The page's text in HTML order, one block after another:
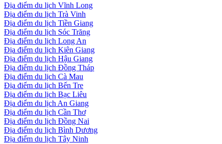
Địa điểm du lịch Vĩnh Long
Địa điểm du lịch Trà Vinh
Địa điểm du lịch Tiền Giang
Địa điểm du lịch Sóc Trăng
Địa điểm du lịch Long An
Địa điểm du lịch Kiên Giang
Địa điểm du lịch Hậu Giang
Địa điểm du lịch Đồng Tháp
Địa điểm du lịch Cà Mau
Địa điểm du lịch Bến Tre
Địa điểm du lịch Bạc Liêu
Địa điểm du lịch An Giang
Địa điểm du lịch Cần Thơ
Địa điểm du lịch Đồng Nai
Địa điểm du lịch Bình Dương
Địa điểm du lịch Tây Ninh